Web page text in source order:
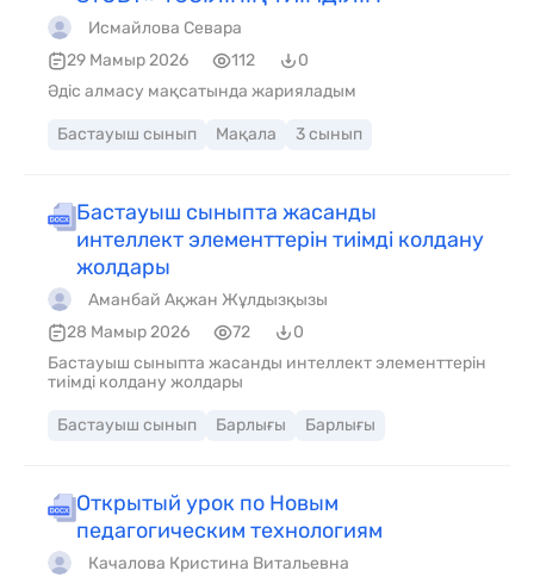
Исмайлова Севара
29 Мамыр 2026
112
0
Әдіс алмасу мақсатында жарияладым
Бастауыш сынып Мақала 3 сынып
Бастауыш сыныпта жасанды
интеллект элементтерін тиімді колдану
жолдары
Аманбай Ақжан Жұлдызқызы
28 Мамыр 2026
72
0
Бастауыш сыныпта жасанды интеллект элементтерін
тиімді колдану жолдары
Бастауыш сынып Барлығы Барлығы
Открытый урок по Новым
педагогическим технологиям
Качалова Кристина Витальевна